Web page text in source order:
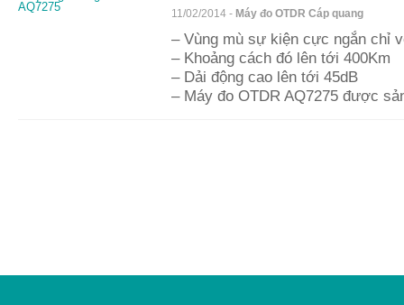
11/02/2014 - Máy đo OTDR Cáp quang
– Vùng mù sự kiện cực ngắn chỉ
– Khoảng cách đó lên tới 400Km
– Dải động cao lên tới 45dB
– Máy đo OTDR AQ7275 được